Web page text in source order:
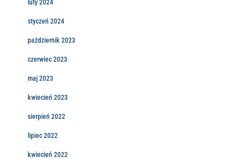
luty 2024
styczeń 2024
październik 2023
czerwiec 2023
maj 2023
kwiecień 2023
sierpień 2022
lipiec 2022
kwiecień 2022